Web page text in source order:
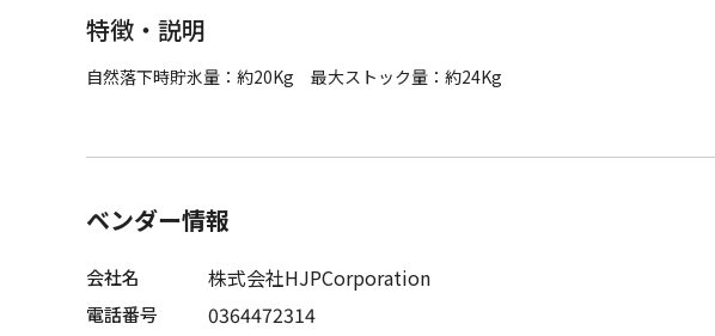
特徴・説明
自然落下時貯氷量：約20Kg 最大ストック量：約24Kg
ベンダー情報
会社名 株式会社HJPCorporation
電話番号 0364472314